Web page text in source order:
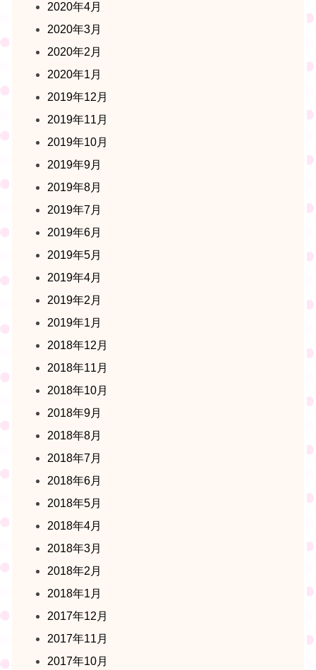
2020年4月
2020年3月
2020年2月
2020年1月
2019年12月
2019年11月
2019年10月
2019年9月
2019年8月
2019年7月
2019年6月
2019年5月
2019年4月
2019年2月
2019年1月
2018年12月
2018年11月
2018年10月
2018年9月
2018年8月
2018年7月
2018年6月
2018年5月
2018年4月
2018年3月
2018年2月
2018年1月
2017年12月
2017年11月
2017年10月